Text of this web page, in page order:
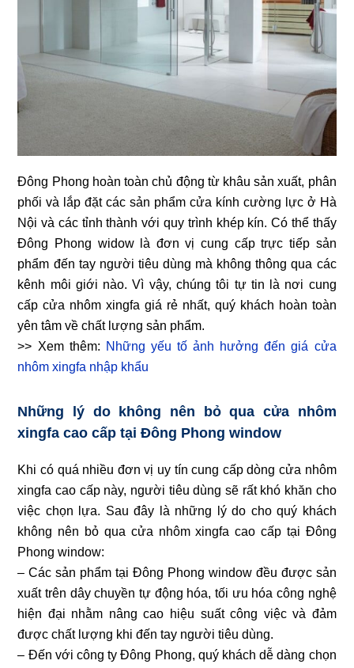
Đông Phong hoàn toàn chủ động từ khâu sản xuất, phân
phối và lắp đặt các sản phẩm cửa kính cường lực ở Hà
Nội và các tỉnh thành với quy trình khép kín. Có thể thấy
Đông Phong widow là đơn vị cung cấp trực tiếp sản
phẩm đến tay người tiêu dùng mà không thông qua các
kênh môi giới nào. Vì vậy, chúng tôi tự tin là nơi cung
cấp cửa nhôm xingfa giá rẻ nhất, quý khách hoàn toàn
yên tâm về chất lượng sản phẩm.
>> Xem thêm: Những yếu tố ảnh hưởng đến giá cửa
nhôm xingfa nhập khẩu
Những lý do không nên bỏ qua cửa nhôm
xingfa cao cấp tại Đông Phong window
Khi có quá nhiều đơn vị uy tín cung cấp dòng cửa nhôm
xingfa cao cấp này, người tiêu dùng sẽ rất khó khăn cho
việc chọn lựa. Sau đây là những lý do cho quý khách
không nên bỏ qua cửa nhôm xingfa cao cấp tại Đông
Phong window:
– Các sản phẩm tại Đông Phong window đều được sản
xuất trên dây chuyền tự động hóa, tối ưu hóa công nghệ
hiện đại nhằm nâng cao hiệu suất công việc và đảm
được chất lượng khi đến tay người tiêu dùng.
– Đến với công ty Đông Phong, quý khách dễ dàng chọn